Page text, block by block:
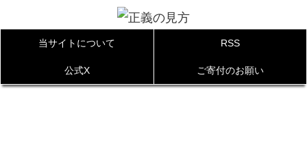
当サイトについて RSS
公式X ご寄付のお願い